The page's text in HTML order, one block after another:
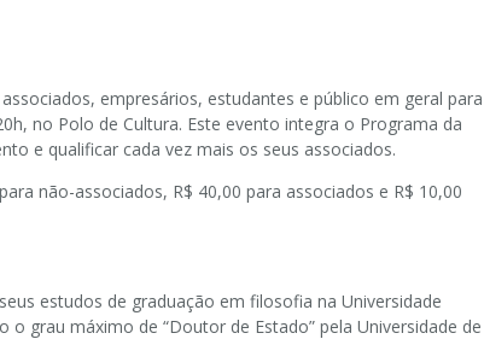
empresários, estudantes e público em geral para
no Polo de Cultura. Este evento integra o Programa da
e qualificar cada vez mais os seus associados.
não-associados, R$ 40,00 para associados e R$ 10,00
estudos de graduação em filosofia na Universidade
grau máximo de “Doutor de Estado” pela Universidade de